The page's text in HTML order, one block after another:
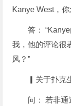
Kanye West，你
答：
我，他的评论
风？”
▎关于扑克
问： 若非